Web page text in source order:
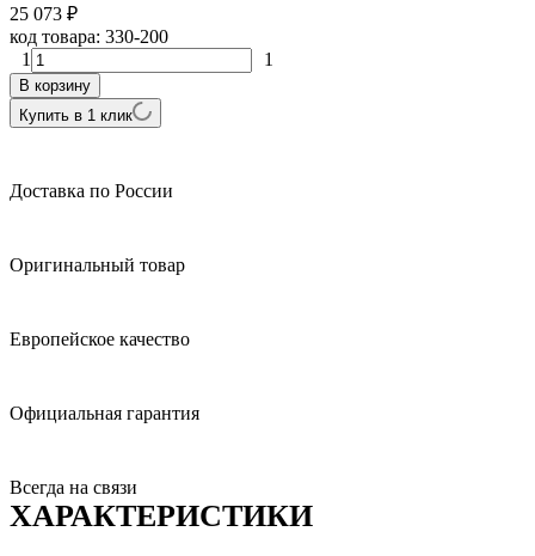
25 073 ₽
код товара: 330-200
1
1
В корзину
Купить в 1 клик
Доставка по России
Оригинальный товар
Европейское качество
Официальная гарантия
Всегда на связи
ХАРАКТЕРИСТИКИ